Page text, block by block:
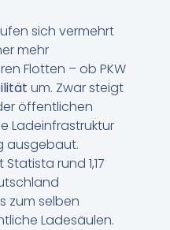
sich vermehrt
mehr
Flotten – ob PKW
um. Zwar steigt
öffentlichen
Ladeinfrastruktur
ausgebaut.
rund 1,17
zum selben
Ladesäulen.